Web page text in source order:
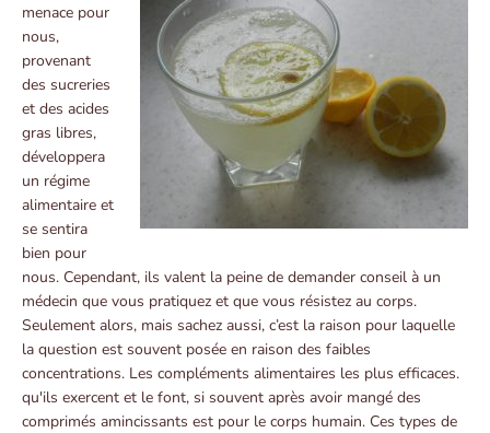
menace pour
nous,
provenant
des sucreries
et des acides
gras libres,
développera
un régime
alimentaire et
se sentira
bien pour
nous. Cependant, ils valent la peine de demander conseil à un
médecin que vous pratiquez et que vous résistez au corps.
Seulement alors, mais sachez aussi, c’est la raison pour laquelle
la question est souvent posée en raison des faibles
concentrations. Les compléments alimentaires les plus efficaces.
qu'ils exercent et le font, si souvent après avoir mangé des
comprimés amincissants est pour le corps humain. Ces types de